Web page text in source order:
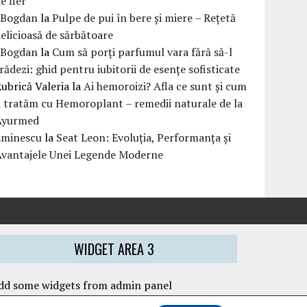
laPulpe de pui în bere și miere – Rețetă
de sărbătoare
la Cum să porți parfumul vara fără să-l
ghid pentru iubitorii de esențe sofisticate
ValerialaAi hemoroizi? Afla ce sunt și cum
tratăm cu Hemoroplant – remedii naturale de la
la Seat Leon: Evoluția, Performanța și
Unei Legende Moderne
WIDGET AREA 3
some widgets from admin panel